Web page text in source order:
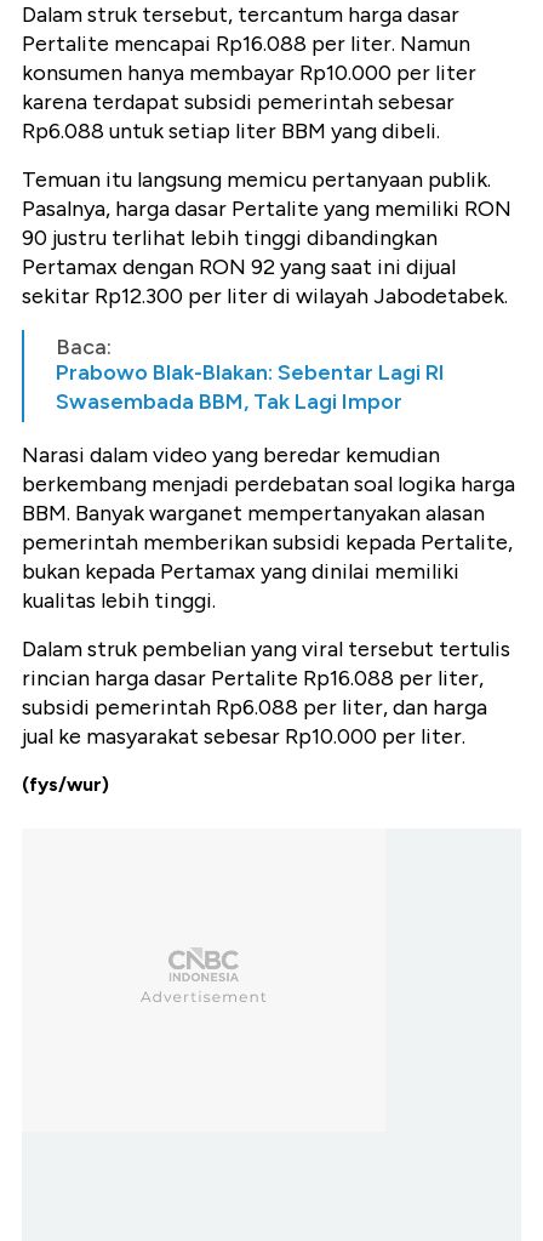
Dalam struk tersebut, tercantum harga dasar
Pertalite mencapai Rp16.088 per liter. Namun
konsumen hanya membayar Rp10.000 per liter
karena terdapat subsidi pemerintah sebesar
Rp6.088 untuk setiap liter BBM yang dibeli.
Temuan itu langsung memicu pertanyaan publik.
Pasalnya, harga dasar Pertalite yang memiliki RON
90 justru terlihat lebih tinggi dibandingkan
Pertamax dengan RON 92 yang saat ini dijual
sekitar Rp12.300 per liter di wilayah Jabodetabek.
Baca:
Prabowo Blak-Blakan: Sebentar Lagi RI
Swasembada BBM, Tak Lagi Impor
Narasi dalam video yang beredar kemudian
berkembang menjadi perdebatan soal logika harga
BBM. Banyak warganet mempertanyakan alasan
pemerintah memberikan subsidi kepada Pertalite,
bukan kepada Pertamax yang dinilai memiliki
kualitas lebih tinggi.
Dalam struk pembelian yang viral tersebut tertulis
rincian harga dasar Pertalite Rp16.088 per liter,
subsidi pemerintah Rp6.088 per liter, dan harga
jual ke masyarakat sebesar Rp10.000 per liter.
(fys/wur)